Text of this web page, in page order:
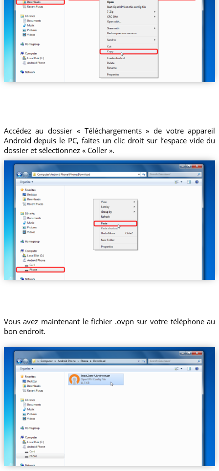
Accédez au dossier « Téléchargements » de votre appareil
Android depuis le PC, faites un clic droit sur l’espace vide du
dossier et sélectionnez « Coller ».
Vous avez maintenant le fichier .ovpn sur votre téléphone au
bon endroit.
Trust.Zone-Ukraine.ovpn